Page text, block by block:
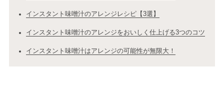
インスタント味噌汁のアレンジレシピ【3選】
インスタント味噌汁のアレンジをおいしく仕上げる3つのコツ
インスタント味噌汁はアレンジの可能性が無限大！